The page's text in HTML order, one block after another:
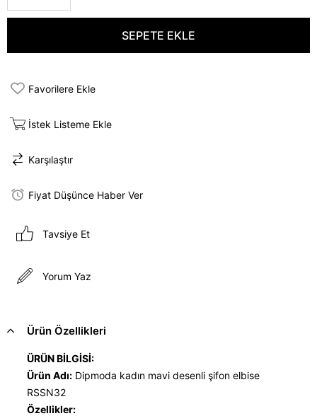
Favorilere Ekle
İstek Listeme Ekle
Karşılaştır
Fiyat Düşünce Haber Ver
Tavsiye Et
Yorum Yaz
Ürün Özellikleri
ÜRÜN BİLGİSİ:
Ürün Adı: Dipmoda kadın mavi desenli şifon elbise
RSSN32
Özellikler: